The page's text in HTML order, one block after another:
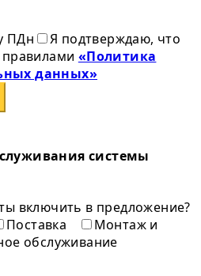
ПДн
Я подтверждаю, что
правилами «Политика
данных»
системы
включить в предложение?
Поставка
Монтаж и
обслуживание